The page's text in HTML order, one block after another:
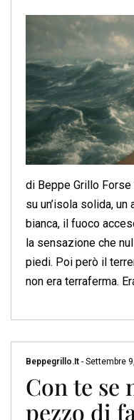
di Beppe Grillo
su un’isola solida,
bianca, il fuoco
la sensazione che
piedi. Poi però il
non era terraferma.
Beppegrillo.it - Settembre
Con te se
pezzo di